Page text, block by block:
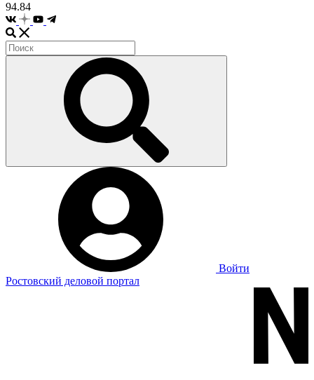
94.84
Войти
Ростовский деловой портал